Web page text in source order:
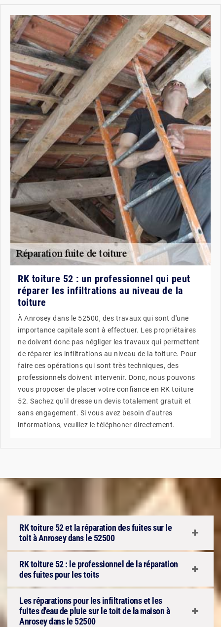
RK toiture 52 : un professionnel qui peut
réparer les infiltrations au niveau de la
toiture
À Anrosey dans le 52500, des travaux qui sont d'une
importance capitale sont à effectuer. Les propriétaires
ne doivent donc pas négliger les travaux qui permettent
de réparer les infiltrations au niveau de la toiture. Pour
faire ces opérations qui sont très techniques, des
professionnels doivent intervenir. Donc, nous pouvons
vous proposer de placer votre confiance en RK toiture
52. Sachez qu'il dresse un devis totalement gratuit et
sans engagement. Si vous avez besoin d'autres
informations, veuillez le téléphoner directement.
RK toiture 52 et la réparation des fuites sur le
toit à Anrosey dans le 52500
RK toiture 52 : le professionnel de la réparation
des fuites pour les toits
Les réparations pour les infiltrations et les
fuites d'eau de pluie sur le toit de la maison à
Anrosey dans le 52500